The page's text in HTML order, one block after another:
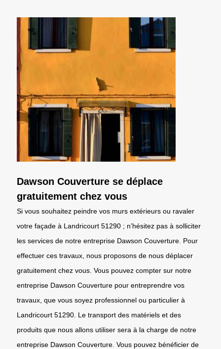
Dawson Couverture se déplace
gratuitement chez vous
Si vous souhaitez peindre vos murs extérieurs ou ravaler
votre façade à Landricourt 51290 ; n’hésitez pas à solliciter
les services de notre entreprise Dawson Couverture. Pour
effectuer ces travaux, nous proposons de nous déplacer
gratuitement chez vous. Vous pouvez compter sur notre
entreprise Dawson Couverture pour entreprendre vos
travaux, que vous soyez professionnel ou particulier à
Landricourt 51290. Le transport des matériels et des
produits que nous allons utiliser sera à la charge de notre
entreprise Dawson Couverture. Vous pouvez bénéficier de